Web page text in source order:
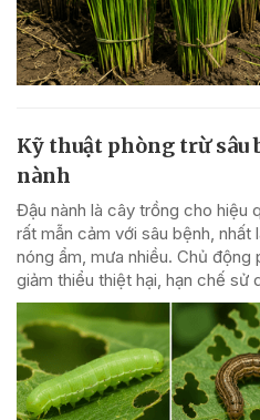
Kỹ thuật phòng trừ sâu
nành
Đậu nành là cây trồng cho hiệu
rất mẫn cảm với sâu bệnh,
nóng ẩm, mưa nhiều. Chủ
giảm thiểu thiệt hại, hạn chế sử